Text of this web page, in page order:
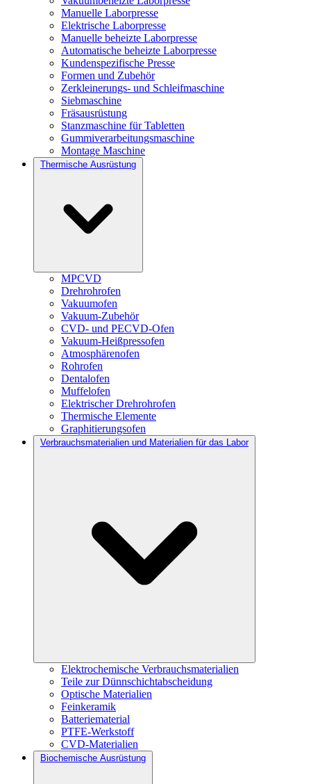
Manuelle Laborpresse
Elektrische Laborpresse
Manuelle beheizte Laborpresse
Automatische beheizte Laborpresse
Kundenspezifische Presse
Formen und Zubehör
Zerkleinerungs- und Schleifmaschine
Siebmaschine
Fräsausrüstung
Stanzmaschine für Tabletten
Gummiverarbeitungsmaschine
Montage Maschine
Thermische Ausrüstung
MPCVD
Drehrohrofen
Vakuumofen
Vakuum-Zubehör
CVD- und PECVD-Ofen
Vakuum-Heißpressofen
Atmosphärenofen
Rohrofen
Dentalofen
Muffelofen
Elektrischer Drehrohrofen
Thermische Elemente
Graphitierungsofen
Verbrauchsmaterialien und Materialien für das Labor
Elektrochemische Verbrauchsmaterialien
Teile zur Dünnschichtabscheidung
Optische Materialien
Feinkeramik
Batteriematerial
PTFE-Werkstoff
CVD-Materialien
Biochemische Ausrüstung